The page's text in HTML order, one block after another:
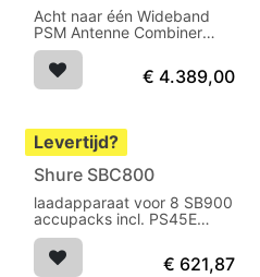
Acht naar één Wideband
PSM Antenne Combiner
voor alle P3T, P9T en P10T
zenders (470-865 MHz)
€ 4.389,00
Levertijd?
Shure SBC800
laadapparaat voor 8 SB900
accupacks incl. PS45E
netvoeding
€ 621,87